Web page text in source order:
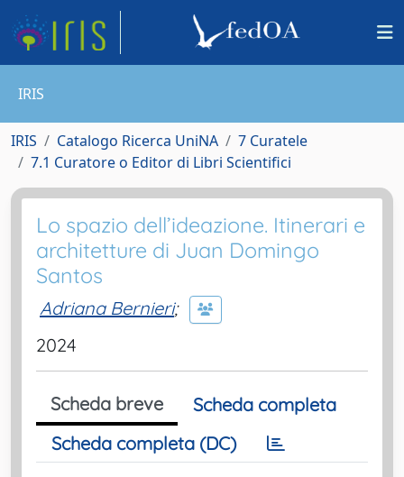
IRIS
IRIS Catalogo Ricerca UniNA
7 Curatele
7.1 Curatore o Editor di Libri Scientifici
Lo spazio dell’ideazione. Itinerari e
architetture di Juan Domingo
Santos
Adriana Bernieri;
2024
Scheda breve
Scheda completa
Scheda completa (DC)